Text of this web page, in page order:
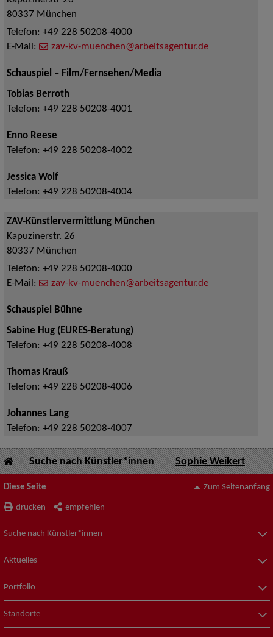
80337 München
Telefon: +49 228 50208-4000
E-Mail:
zav-kv-muenchen@arbeitsagentur.de
Schauspiel – Film/Fernsehen/Media
Tobias Berroth
Telefon: +49 228 50208-4001
Enno Reese
Telefon: +49 228 50208-4002
Jessica Wolf
Telefon: +49 228 50208-4004
ZAV-Künstlervermittlung München
Kapuzinerstr. 26
80337 München
Telefon: +49 228 50208-4000
E-Mail:
zav-kv-muenchen@arbeitsagentur.de
Schauspiel Bühne
Sabine Hug (EURES-Beratung)
Telefon: +49 228 50208-4008
Thomas Krauß
Telefon: +49 228 50208-4006
Johannes Lang
Telefon: +49 228 50208-4007
Suche nach Künstler*innen Sophie Weikert
Diese Seite
drucken empfehlen
Zum Seitenanfang
Suche nach Künstler*innen
Aktuelles
Portfolio
Standorte